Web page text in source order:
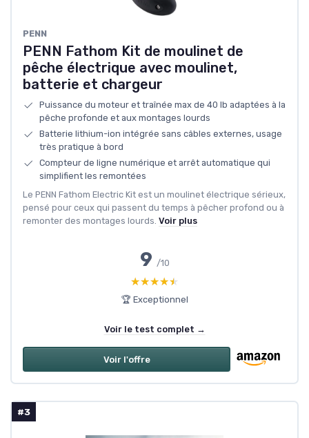
PENN
PENN Fathom Kit de moulinet de
pêche électrique avec moulinet,
batterie et chargeur
Puissance du moteur et traînée max de 40 lb adaptées à la
pêche profonde et aux montages lourds
Batterie lithium-ion intégrée sans câbles externes, usage
très pratique à bord
Compteur de ligne numérique et arrêt automatique qui
simplifient les remontées
Le PENN Fathom Electric Kit est un moulinet électrique sérieux,
pensé pour ceux qui passent du temps à pêcher profond ou à
remonter des montages lourds. Voir plus
9 /10
★★★★★
★★★★★
🏆 Exceptionnel
Voir le test complet →
Voir l'offre
#3